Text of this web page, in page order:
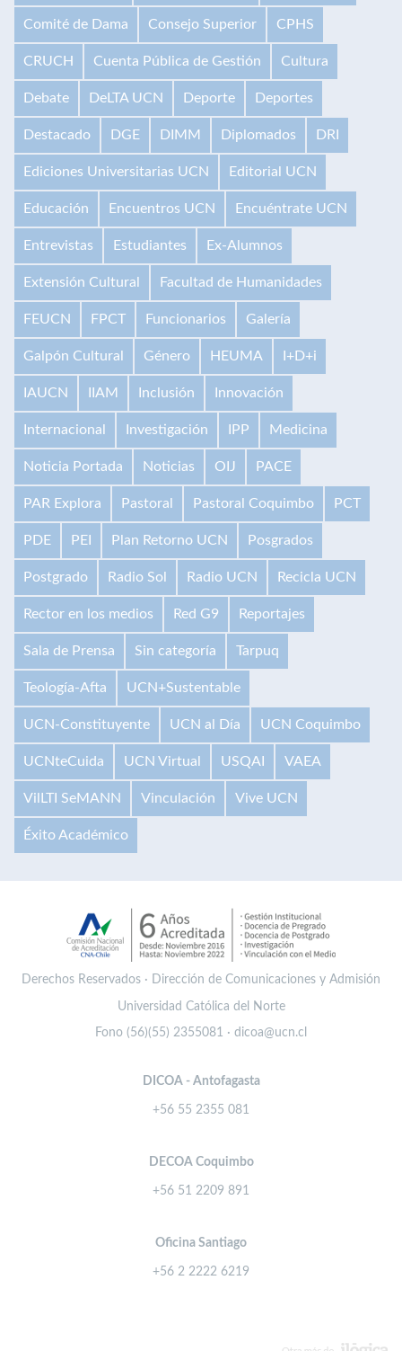
Comité de Dama Consejo Superior CPHS
CRUCH Cuenta Pública de Gestión Cultura
Debate DeLTA UCN Deporte Deportes
Destacado DGE DIMM Diplomados DRI
Ediciones Universitarias UCN Editorial UCN
Educación Encuentros UCN Encuéntrate UCN
Entrevistas Estudiantes Ex-Alumnos
Extensión Cultural Facultad de Humanidades
FEUCN FPCT Funcionarios Galería
Galpón Cultural Género HEUMA I+D+i
IAUCN IIAM Inclusión Innovación
Internacional Investigación IPP Medicina
Noticia Portada Noticias OIJ PACE
PAR Explora Pastoral Pastoral Coquimbo PCT
PDE PEI Plan Retorno UCN Posgrados
Postgrado Radio Sol Radio UCN Recicla UCN
Rector en los medios Red G9 Reportajes
Sala de Prensa Sin categoría Tarpuq
Teología-Afta UCN+Sustentable
UCN-Constituyente UCN al Día UCN Coquimbo
UCNteCuida UCN Virtual USQAI VAEA
VilLTI SeMANN Vinculación Vive UCN
Éxito Académico
Derechos Reservados · Dirección de Comunicaciones y Admisión
Universidad Católica del Norte
Fono (56)(55) 2355081 · dicoa@ucn.cl
DICOA - Antofagasta
+56 55 2355 081
DECOA Coquimbo
+56 51 2209 891
Oficina Santiago
+56 2 2222 6219